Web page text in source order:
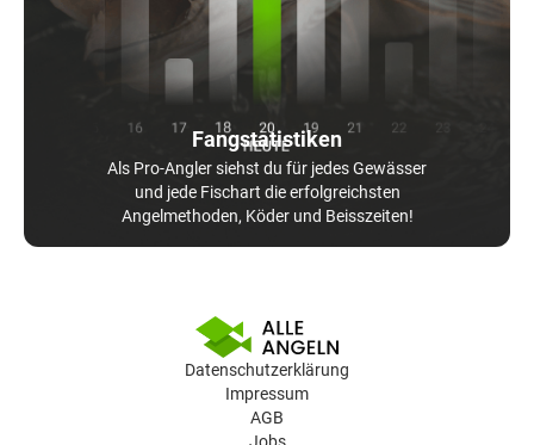
Fangstatistiken
Als Pro-Angler siehst du für jedes Gewässer
und jede Fischart die erfolgreichsten
Angelmethoden, Köder und Beisszeiten!
Datenschutzerklärung
Impressum
AGB
Jobs